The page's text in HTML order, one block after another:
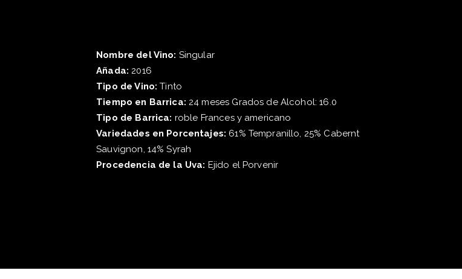
Nombre del Vino: Singular
Añada: 2016
Tipo de Vino: Tinto
Tiempo en Barrica: 24 meses Grados de Alcohol: 16.0
Tipo de Barrica: roble Frances y americano
Variedades en Porcentajes: 61% Tempranillo, 25% Cabernt
Sauvignon, 14% Syrah
Procedencia de la Uva: Ejido el Porvenir